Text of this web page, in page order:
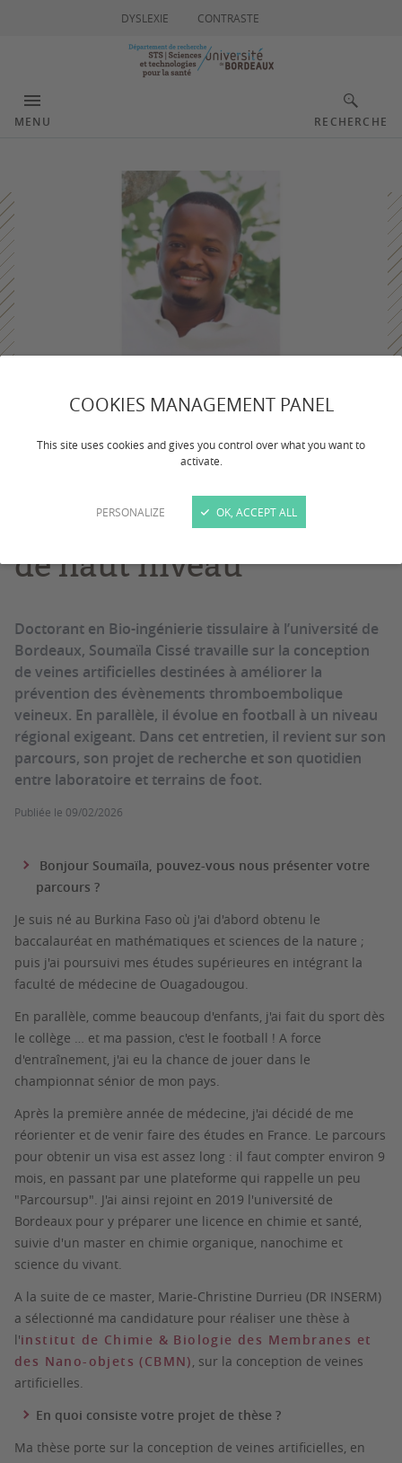
COOKIES MANAGEMENT PANEL
This site uses cookies and gives you control over what you want to
activate.
PERSONALIZE OK, ACCEPT ALL
DYSLEXIE CONTRASTE
MENU RECHERCHE
Concilier recherche
scientifique et football
de haut niveau
Doctorant en Bio-ingénierie tissulaire à l’université de
Bordeaux, Soumaïla Cissé travaille sur la conception
de veines artificielles destinées à améliorer la
prévention des évènements thromboembolique
veineux. En parallèle, il évolue en football à un niveau
régional exigeant. Dans cet entretien, il revient sur son
parcours, son projet de recherche et son quotidien
entre laboratoire et terrains de foot.
Publiée le 09/02/2026
Bonjour Soumaïla, pouvez-vous nous présenter votre
parcours ?
Je suis né au Burkina Faso où j'ai d'abord obtenu le
baccalauréat en mathématiques et sciences de la nature ;
puis j'ai poursuivi mes études supérieures en intégrant la
faculté de médecine de Ouagadougou.
En parallèle, comme beaucoup d'enfants, j'ai fait du sport dès
le collège … et ma passion, c'est le football ! A force
d'entraînement, j'ai eu la chance de jouer dans le
championnat sénior de mon pays.
Après la première année de médecine, j'ai décidé de me
réorienter et de venir faire des études en France. Le parcours
pour obtenir un visa est assez long : il faut compter environ 9
mois, en passant par une plateforme qui rappelle un peu
"Parcoursup". J'ai ainsi rejoint en 2019 l'université de
Bordeaux pour y préparer une licence en chimie et santé,
suivie d'un master en chimie organique, nanochime et
science du vivant.
A la suite de ce master, Marie-Christine Durrieu (DR INSERM)
a sélectionné ma candidature pour réaliser une thèse à
l'institut de Chimie & Biologie des Membranes et
des Nano-objets (CBMN), sur la conception de veines
artificielles.
En quoi consiste votre projet de thèse ?
Ma thèse porte sur la conception de veines artificielles, en